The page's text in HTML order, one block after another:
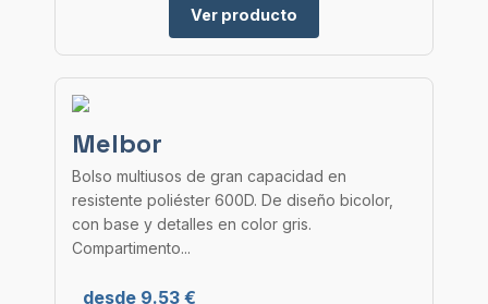
Ver producto
Melbor
Bolso multiusos de gran capacidad en
resistente poliéster 600D. De diseño bicolor,
con base y detalles en color gris.
Compartimento...
desde 9.53 €